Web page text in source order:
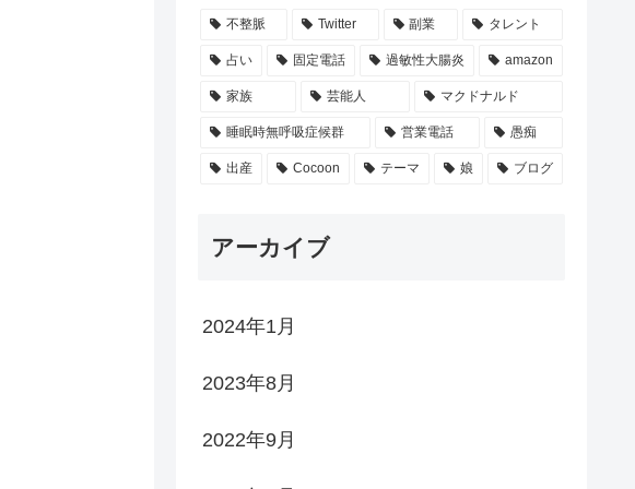
不整脈 Twitter 副業 タレント
占い 固定電話 過敏性大腸炎 amazon
家族 芸能人 マクドナルド
睡眠時無呼吸症候群 営業電話 愚痴
出産 Cocoon テーマ 娘 ブログ
アーカイブ
2024年1月
2023年8月
2022年9月